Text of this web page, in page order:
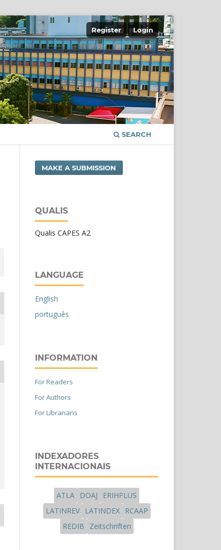
SEARCH
Register Login
MAKE A SUBMISSION
QUALIS
Qualis CAPES A2
LANGUAGE
English
português
INFORMATION
For Readers
For Authors
For Librarians
INDEXADORES
INTERNACIONAIS
ATLA DOAJ
ERIHPLUS
LATINREV
LATINDEX
RCAAP
REDIB
Zeitschriften